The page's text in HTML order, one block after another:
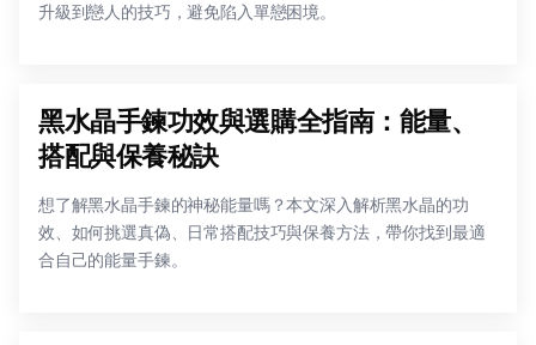
升級到戀人的技巧，避免陷入單戀困境。
黑水晶手鍊功效與選購全指南：能量、
搭配與保養秘訣
想了解黑水晶手鍊的神秘能量嗎？本文深入解析黑水晶的功
效、如何挑選真偽、日常搭配技巧與保養方法，帶你找到最適
合自己的能量手鍊。